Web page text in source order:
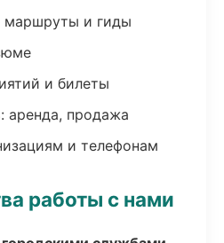
маршруты и гиды
и билеты
аренда, продажа
и телефонам
работы с нами